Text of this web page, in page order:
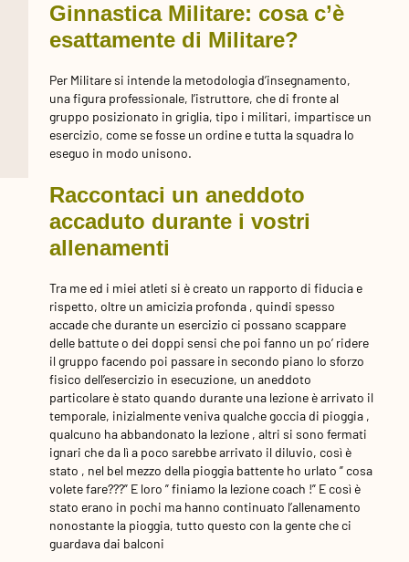
Ginnastica Militare: cosa c’è
esattamente di Militare?
Per Militare si intende la metodologia d’insegnamento,
una figura professionale, l’istruttore, che di fronte al
gruppo posizionato in griglia, tipo i militari, impartisce un
esercizio, come se fosse un ordine e tutta la squadra lo
eseguo in modo unisono.
Raccontaci un aneddoto
accaduto durante i vostri
allenamenti
Tra me ed i miei atleti si è creato un rapporto di fiducia e
rispetto, oltre un amicizia profonda , quindi spesso
accade che durante un esercizio ci possano scappare
delle battute o dei doppi sensi che poi fanno un po’ ridere
il gruppo facendo poi passare in secondo piano lo sforzo
fisico dell’esercizio in esecuzione, un aneddoto
particolare è stato quando durante una lezione è arrivato il
temporale, inizialmente veniva qualche goccia di pioggia ,
qualcuno ha abbandonato la lezione , altri si sono fermati
ignari che da lì a poco sarebbe arrivato il diluvio, così è
stato , nel bel mezzo della pioggia battente ho urlato ” cosa
volete fare???” E loro ” finiamo la lezione coach !” E così è
stato erano in pochi ma hanno continuato l’allenamento
nonostante la pioggia, tutto questo con la gente che ci
guardava dai balconi